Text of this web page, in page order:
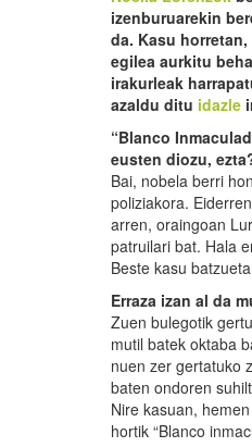
izenburuarekin
da. Kasu
egilea aurkitu
irakurleak
azaldu ditu idazle
“Blanco
eusten diozu,
Bai, nobela berri
poliziakora.
arren, oraingoan
patruilari bat. Hala
Beste kasu
Erraza izan al da
Zuen bulegotik
mutil batek oktaba
nuen zer gertatuko
baten ondoren
Nire kasuan,
hortik “Blanco